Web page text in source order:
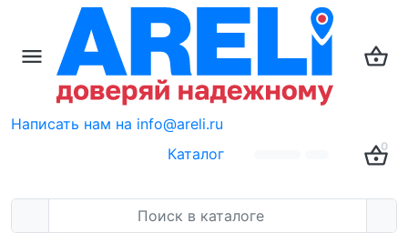
Написать нам на info@areli.ru
Каталог
0